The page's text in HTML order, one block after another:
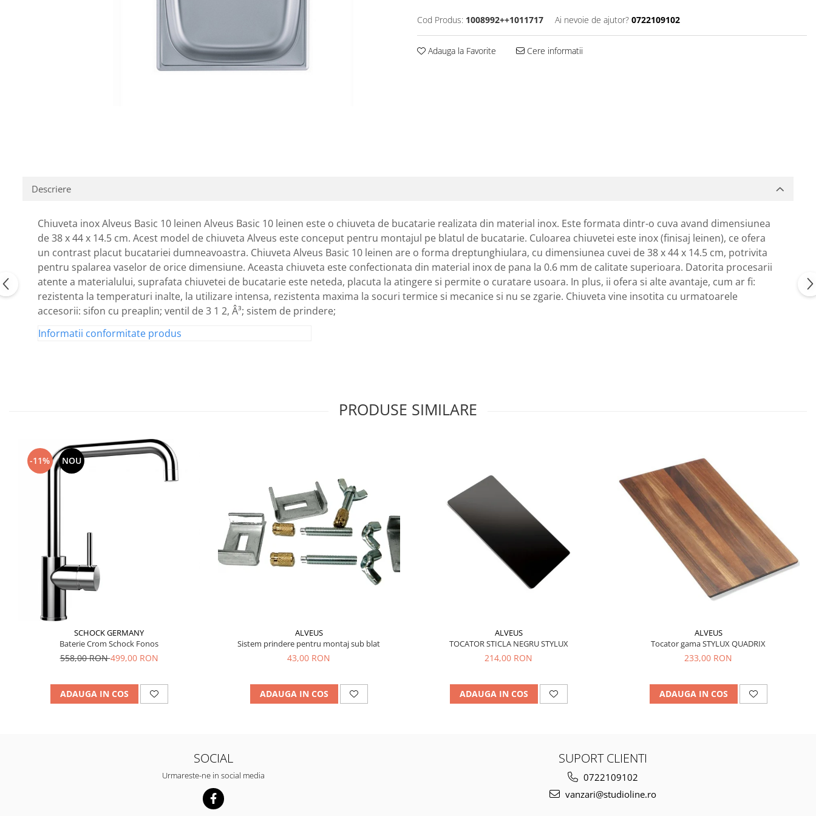
Cod Produs: 1008992++1011717 Ai nevoie de ajutor? 0722109102
Adauga la Favorite Cere informatii
Descriere
Chiuveta inox Alveus Basic 10 leinen Alveus Basic 10 leinen este o chiuveta de bucatarie realizata din material inox. Este formata dintr-o cuva avand dimensiunea
de 38 x 44 x 14.5 cm. Acest model de chiuveta Alveus este conceput pentru montajul pe blatul de bucatarie. Culoarea chiuvetei este inox (finisaj leinen), ce ofera
un contrast placut bucatariei dumneavoastra. Chiuveta Alveus Basic 10 leinen are o forma dreptunghiulara, cu dimensiunea cuvei de 38 x 44 x 14.5 cm, potrivita
pentru spalarea vaselor de orice dimensiune. Aceasta chiuveta este confectionata din material inox de pana la 0.6 mm de calitate superioara. Datorita procesarii
atente a materialului, suprafata chiuvetei de bucatarie este neteda, placuta la atingere si permite o curatare usoara. In plus, ii ofera si alte avantaje, cum ar fi:
rezistenta la temperaturi inalte, la utilizare intensa, rezistenta maxima la socuri termice si mecanice si nu se zgarie. Chiuveta vine insotita cu urmatoarele
accesorii: sifon cu preaplin; ventil de 3 1 2, Â³; sistem de prindere;
Informatii conformitate produs
PRODUSE SIMILARE
-11% NOU
SCHOCK GERMANY
Baterie Crom Schock Fonos
558,00 RON499,00 RON
ADAUGA IN COS
ALVEUS
Sistem prindere pentru montaj sub blat
43,00 RON
ADAUGA IN COS
ALVEUS
TOCATOR STICLA NEGRU STYLUX
214,00 RON
ADAUGA IN COS
ALVEUS
Tocator gama STYLUX QUADRIX
233,00 RON
ADAUGA IN COS
SOCIAL
Urmareste-ne in social media
SUPORT CLIENTI
0722109102
vanzari@studioline.ro